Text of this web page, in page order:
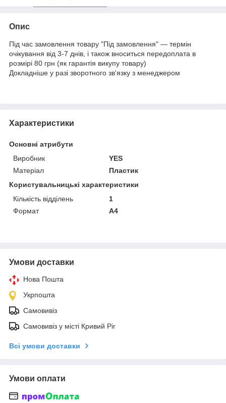
Опис
Під час замовлення товару "Під замовлення" — термін
очікування від 3-7 днів, і також вноситься передоплата в
розмірі 80 грн (як гарантія викупу товару)
Докладніше у разі зворотного зв'язку з менеджером
Характеристики
Основні атрибути
Виробник
YES
Матеріал
Пластик
Користувальницькі характеристики
Кількість відділень
1
Формат
A4
Умови доставки
Нова Пошта
Укрпошта
Самовивіз
Самовивіз у місті Кривий Ріг
Всі умови доставки
Умови оплати